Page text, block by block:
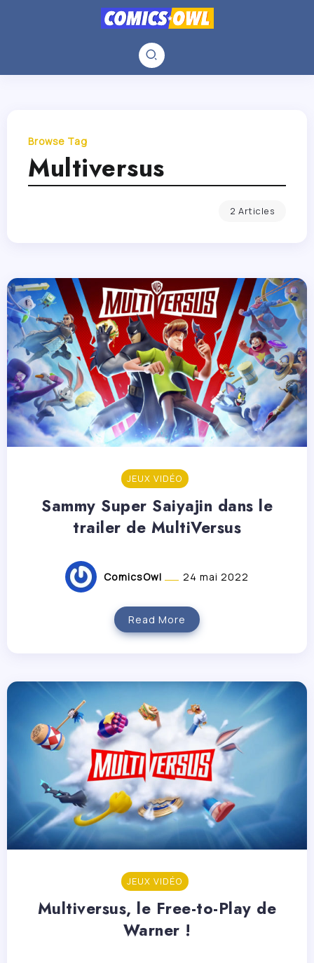
Browse Tag
Multiversus
2 Articles
JEUX VIDÉO
Sammy Super Saiyajin dans le
trailer de MultiVersus
ComicsOwl 24 mai 2022
Read More
JEUX VIDÉO
Multiversus, le Free-to-Play de
Warner !